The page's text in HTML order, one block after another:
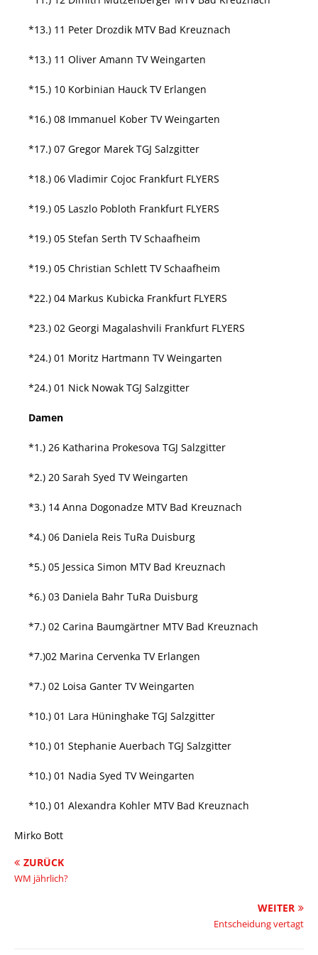
*13.) 11 Peter Drozdik MTV Bad Kreuznach
*13.) 11 Oliver Amann TV Weingarten
*15.) 10 Korbinian Hauck TV Erlangen
*16.) 08 Immanuel Kober TV Weingarten
*17.) 07 Gregor Marek TGJ Salzgitter
*18.) 06 Vladimir Cojoc Frankfurt FLYERS
*19.) 05 Laszlo Pobloth Frankfurt FLYERS
*19.) 05 Stefan Serth TV Schaafheim
*19.) 05 Christian Schlett TV Schaafheim
*22.) 04 Markus Kubicka Frankfurt FLYERS
*23.) 02 Georgi Magalashvili Frankfurt FLYERS
*24.) 01 Moritz Hartmann TV Weingarten
*24.) 01 Nick Nowak TGJ Salzgitter
Damen
*1.) 26 Katharina Prokesova TGJ Salzgitter
*2.) 20 Sarah Syed TV Weingarten
*3.) 14 Anna Dogonadze MTV Bad Kreuznach
*4.) 06 Daniela Reis TuRa Duisburg
*5.) 05 Jessica Simon MTV Bad Kreuznach
*6.) 03 Daniela Bahr TuRa Duisburg
*7.) 02 Carina Baumgärtner MTV Bad Kreuznach
*7.)02 Marina Cervenka TV Erlangen
*7.) 02 Loisa Ganter TV Weingarten
*10.) 01 Lara Hüninghake TGJ Salzgitter
*10.) 01 Stephanie Auerbach TGJ Salzgitter
*10.) 01 Nadia Syed TV Weingarten
*10.) 01 Alexandra Kohler MTV Bad Kreuznach
Mirko Bott
ZURÜCK
WM jährlich?
WEITER
Entscheidung vertagt